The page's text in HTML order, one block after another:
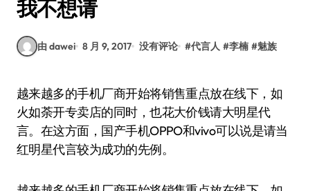
我不想请
由 dawei 8 月 9, 2017 没有评论 #代言人 #李楠 #魅族
越来越多的手机厂商开始将销售重点放在线下，如
火如荼开专卖店的同时，也花大价钱请大明星代
言。在这方面，国产手机OPPO和vivo可以说是请当
红明星代言较为成功的先例。